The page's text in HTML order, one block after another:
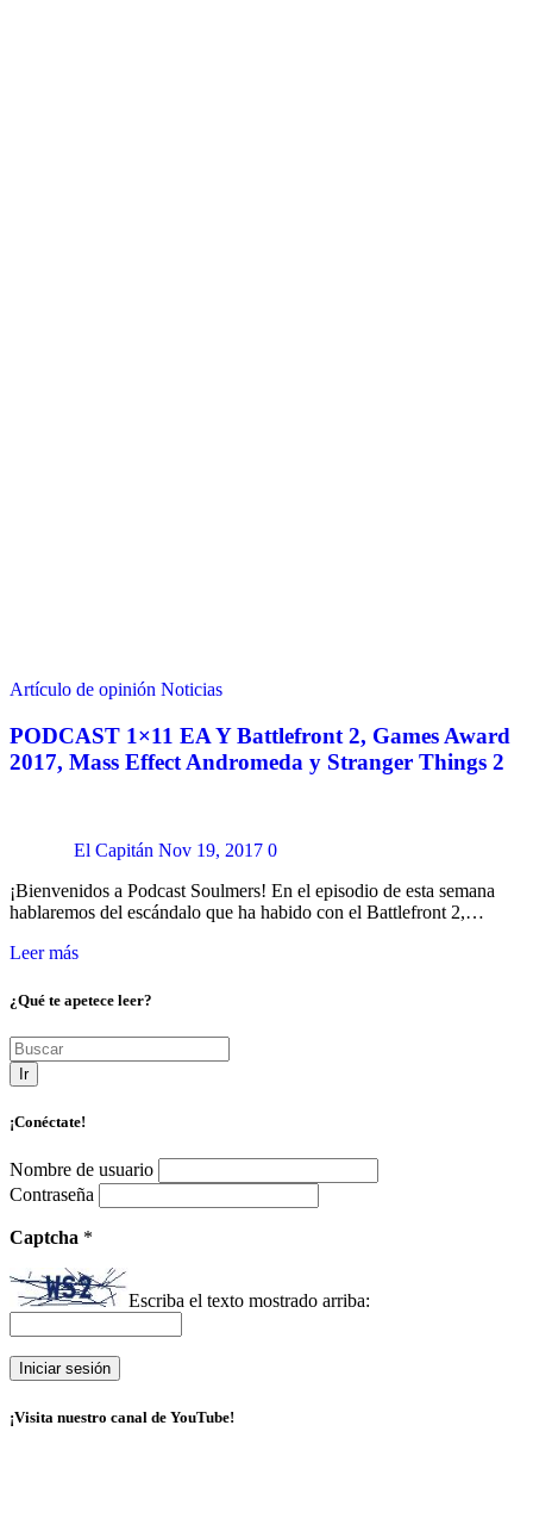
Artículo de opinión Noticias
PODCAST 1×11 EA Y Battlefront 2, Games Award
2017, Mass Effect Andromeda y Stranger Things 2
El Capitán Nov 19, 2017 0
¡Bienvenidos a Podcast Soulmers! En el episodio de esta semana
hablaremos del escándalo que ha habido con el Battlefront 2,…
Leer más
¿Qué te apetece leer?
Ir
¡Conéctate!
Nombre de usuario
Contraseña
Captcha *
Escriba el texto mostrado arriba:
¡Visita nuestro canal de YouTube!